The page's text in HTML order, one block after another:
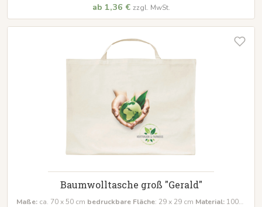
ab 1,36 € zzgl. MwSt.
Baumwolltasche groß "Gerald"
Maße: ca. 70 x 50 cm bedruckbare Fläche: 29 x 29 cm Material: 100%